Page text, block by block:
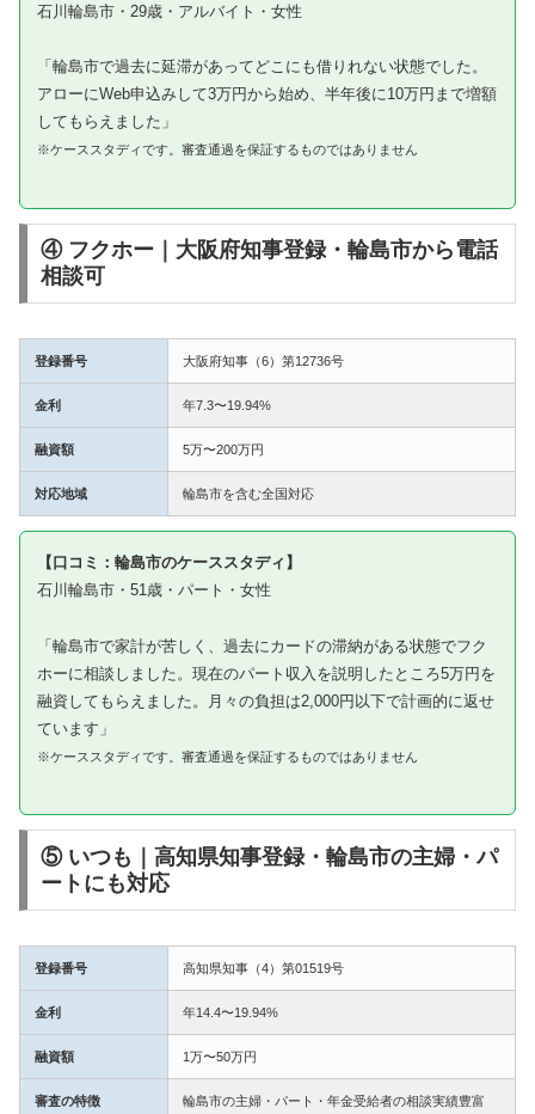
石川輪島市・29歳・アルバイト・女性
「輪島市で過去に延滞があってどこにも借りれない状態でした。
アローにWeb申込みして3万円から始め、半年後に10万円まで増額
してもらえました」
※ケーススタディです。審査通過を保証するものではありません
④ フクホー｜大阪府知事登録・輪島市から電話
相談可
登録番号 大阪府知事（6）第12736号
金利 年7.3〜19.94%
融資額 5万〜200万円
対応地域 輪島市を含む全国対応
【口コミ：輪島市のケーススタディ】
石川輪島市・51歳・パート・女性
「輪島市で家計が苦しく、過去にカードの滞納がある状態でフク
ホーに相談しました。現在のパート収入を説明したところ5万円を
融資してもらえました。月々の負担は2,000円以下で計画的に返せ
ています」
※ケーススタディです。審査通過を保証するものではありません
⑤ いつも｜高知県知事登録・輪島市の主婦・パ
ートにも対応
登録番号 高知県知事（4）第01519号
金利 年14.4〜19.94%
融資額 1万〜50万円
審査の特徴 輪島市の主婦・パート・年金受給者の相談実績豊富